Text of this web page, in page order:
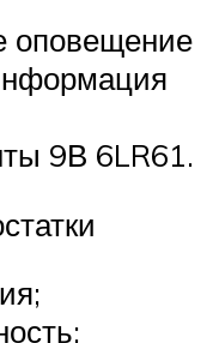
оповещение
9В 6LR61.